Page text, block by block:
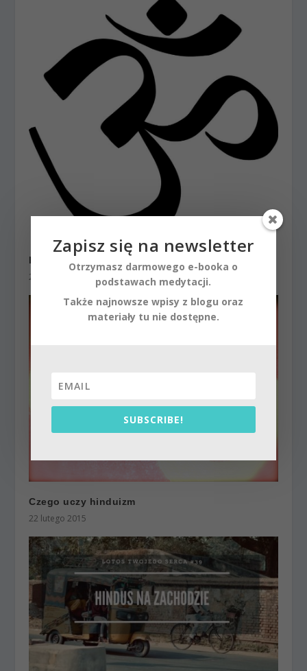
Kim jest Bóg hinduska perspektywa
23 marca 2015
Czego uczy hinduizm
22 lutego 2015
Zapisz się na newsletter
Otrzymasz darmowego e-booka o
podstawach medytacji.
Także najnowsze wpisy z blogu oraz
materiały tu nie dostępne.
SUBSCRIBE!